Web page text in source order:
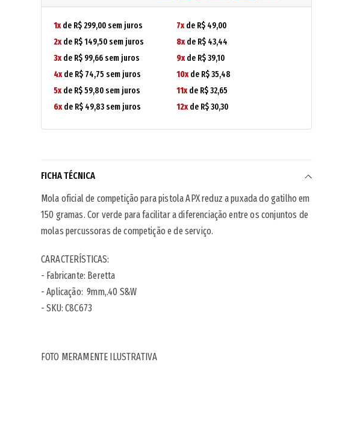
1xde R$ 299,00 sem juros
2xde R$ 149,50 sem juros
3xde R$ 99,66 sem juros
4xde R$ 74,75 sem juros
5xde R$ 59,80 sem juros
6xde R$ 49,83 sem juros
7xde R$ 49,00
8xde R$ 43,44
9xde R$ 39,10
10xde R$ 35,48
11xde R$ 32,65
12xde R$ 30,30
FICHA TÉCNICA
Mola oficial de competição para pistola APX reduz a puxada do gatilho em
150 gramas. Cor verde para facilitar a diferenciação entre os conjuntos de
molas percussoras de competição e de serviço.
CARACTERÍSTICAS:
- Fabricante: Beretta
- Aplicação: 9mm,.40 S&W
- SKU:C8C673
FOTO MERAMENTE ILUSTRATIVA